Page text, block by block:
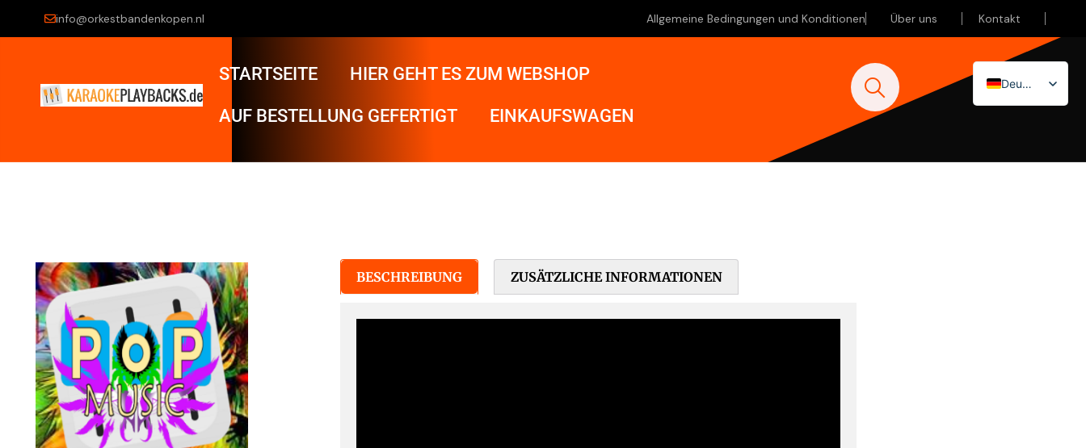
info@orkestbandenkopen.nl Allgemeine Bedingungen und Konditionen Über uns Kontakt
STARTSEITE HIER GEHT ES ZUM WEBSHOP
AUF BESTELLUNG GEFERTIGT EINKAUFSWAGEN
Deutsch
Nederlands
BESCHREIBUNG ZUSÄTZLICHE INFORMATIONEN